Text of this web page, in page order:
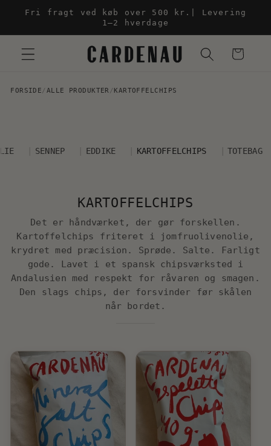
Gå tilFri fragt ved køb over 500 kr.| Levering
1–2 hverdage
FORSIDE/ ALLE PRODUKTER/ KARTOFFELCHIPS
SENNEP EDDIKE KARTOFFELCHIPS TOTEBAG
KARTOFFELCHIPS
Det er håndværket, der gør forskellen.
Kartoffelchips friteret i jomfruolivenolie,
krydret med præcision. Sprøde. Salte. Farligt
gode. Lavet i et spansk chipsværksted i
Andalusien med respekt for råvaren og smagen.
Den slags chips, der forsvinder før skålen
når bordet.